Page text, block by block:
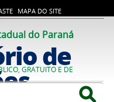
MAPA DO SITE
do Paraná
de
GRATUITO E DE